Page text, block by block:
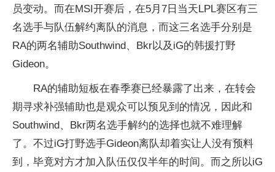
员变动。而在MSI开赛后，在5月7日当天LPL赛区有三
名选手与队伍解约离队的消息，而这三名选手分别是
RA的两名辅助Southwind、Bkr以及iG的韩援打野
Gideon。
RA的辅助短板在春季赛已经暴露了出来，在转会
期寻求补强辅助也是观众可以预见到的情况，因此和
Southwind、Bkr两名选手解约的选择也就不难理解
了。不过iG打野选手Gideon离队却着实让人没有预料
到，毕竟对方才加入队伍仅仅半年的时间。而之所以iG